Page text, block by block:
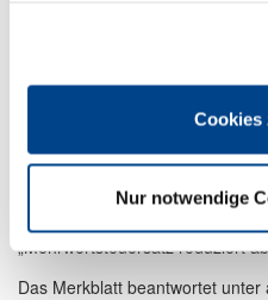
Cookies
Nur notwendige
Restaurant- und
Januar 2026 wurde das
wenn die gesetzliche Änderung
Mehrwertsteuersatzes noch
beschlossen werden muss,
eine umfassende Information
Das Merkblatt befindet sich im
„Mehrwertsteuersatz reduziert
Das Merkblatt beantwortet